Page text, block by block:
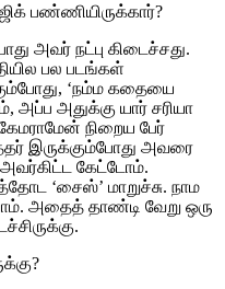
பண்ணியிருக்கார்?
அவர் நட்பு கிடைச்சது.
பல படங்கள்
‘நம்ம கதையை
அதுக்கு யார் சரியா
நிறைய பேர்
இருக்கும்போது அவரை
கேட்டோம்.
‘சைஸ்’ மாறுச்சு. நாம
அதைத் தாண்டி வேறு ஒரு